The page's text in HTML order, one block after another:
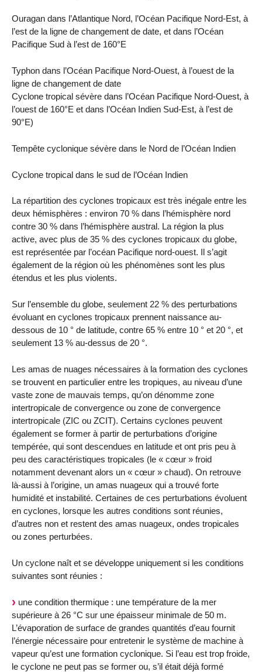
Ouragan dans l’Atlantique Nord, l’Océan Pacifique Nord-Est, à
l’est de la ligne de changement de date, et dans l’Océan
Pacifique Sud à l’est de 160°E
Typhon dans l’Océan Pacifique Nord-Ouest, à l’ouest de la
ligne de changement de date
Cyclone tropical sévère dans l’Océan Pacifique Nord-Ouest, à
l’ouest de 160°E et dans l’Océan Indien Sud-Est, à l’est de
90°E)
Tempête cyclonique sévère dans le Nord de l’Océan Indien
Cyclone tropical dans le sud de l’Océan Indien
La répartition des cyclones tropicaux est très inégale entre les
deux hémisphères : environ 70 % dans l’hémisphère nord
contre 30 % dans l’hémisphère austral. La région la plus
active, avec plus de 35 % des cyclones tropicaux du globe,
est représentée par l’océan Pacifique nord-ouest. Il s’agit
également de la région où les phénomènes sont les plus
étendus et les plus violents.
Sur l’ensemble du globe, seulement 22 % des perturbations
évoluant en cyclones tropicaux prennent naissance au-
dessous de 10 ° de latitude, contre 65 % entre 10 ° et 20 °, et
seulement 13 % au-dessus de 20 °.
Les amas de nuages nécessaires à la formation des cyclones
se trouvent en particulier entre les tropiques, au niveau d’une
vaste zone de mauvais temps, qu’on dénomme zone
intertropicale de convergence ou zone de convergence
intertropicale (ZIC ou ZCIT). Certains cyclones peuvent
également se former à partir de perturbations d’origine
tempérée, qui sont descendues en latitude et ont pris peu à
peu des caractéristiques tropicales (le « cœur » froid
notamment devenant alors un « cœur » chaud). On retrouve
là-aussi à l’origine, un amas nuageux qui a trouvé forte
humidité et instabilité. Certaines de ces perturbations évoluent
en cyclones, lorsque les autres conditions sont réunies,
d’autres non et restent des amas nuageux, ondes tropicales
ou zones perturbées.
Un cyclone naît et se développe uniquement si les conditions
suivantes sont réunies :
une condition thermique : une température de la mer
supérieure à 26 °C sur une épaisseur minimale de 50 m.
L’évaporation de surface de grandes quantités d’eau fournit
l’énergie nécessaire pour entretenir le système de machine à
vapeur qu’est une formation cyclonique. Si l’eau est trop froide,
le cyclone ne peut pas se former ou, s’il était déjà formé